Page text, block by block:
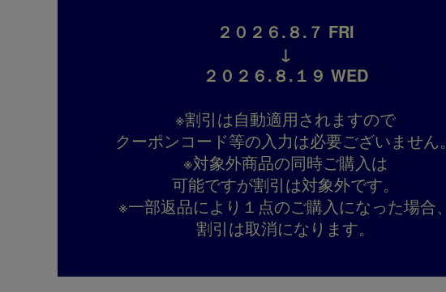
２０２６.８.７ FRI
↓
２０２６.８.１９ WED
※割引は自動適用されますので
クーポンコード等の入力は必要ございません。
※対象外商品の同時ご購入は
可能ですが割引は対象外です。
※一部返品により１点のご購入になった場合、
割引は取消になります。